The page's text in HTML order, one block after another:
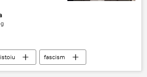
fascism
Est